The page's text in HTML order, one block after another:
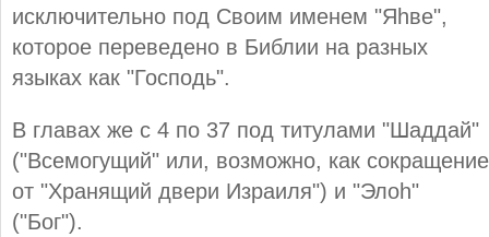
исключительно под Своим именем "Яhве",
которое переведено в Библии на разных
языках как "Господь".
В главах же с 4 по 37 под титулами "Шаддай"
("Всемогущий" или, возможно, как сокращение
от "Хранящий двери Израиля") и "Элоh"
("Бог").